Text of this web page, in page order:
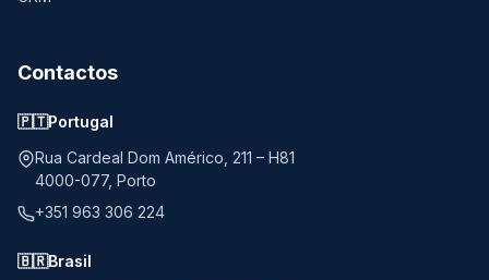
Contactos
🇵🇹Portugal
Rua Cardeal Dom Américo, 211 – H81
4000-077, Porto
+351 963 306 224
🇧🇷Brasil